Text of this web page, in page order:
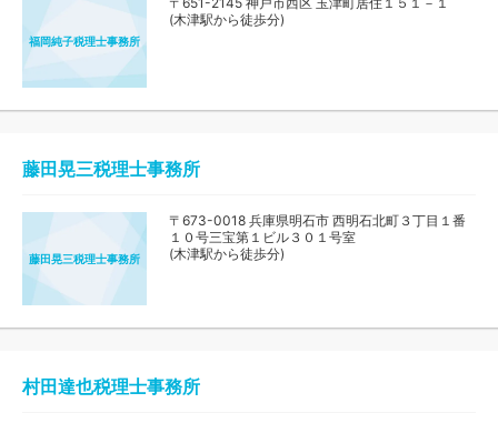
福岡純子税理士事務所
(木津駅から徒歩分)
藤田晃三税理士事務所
藤田晃三税理士事務所
〒673-0018 兵庫県明石市 西明石北町３丁目１番
１０号三宝第１ビル３０１号室
(木津駅から徒歩分)
村田達也税理士事務所